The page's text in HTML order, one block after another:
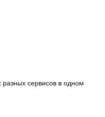
разных сервисов в одном